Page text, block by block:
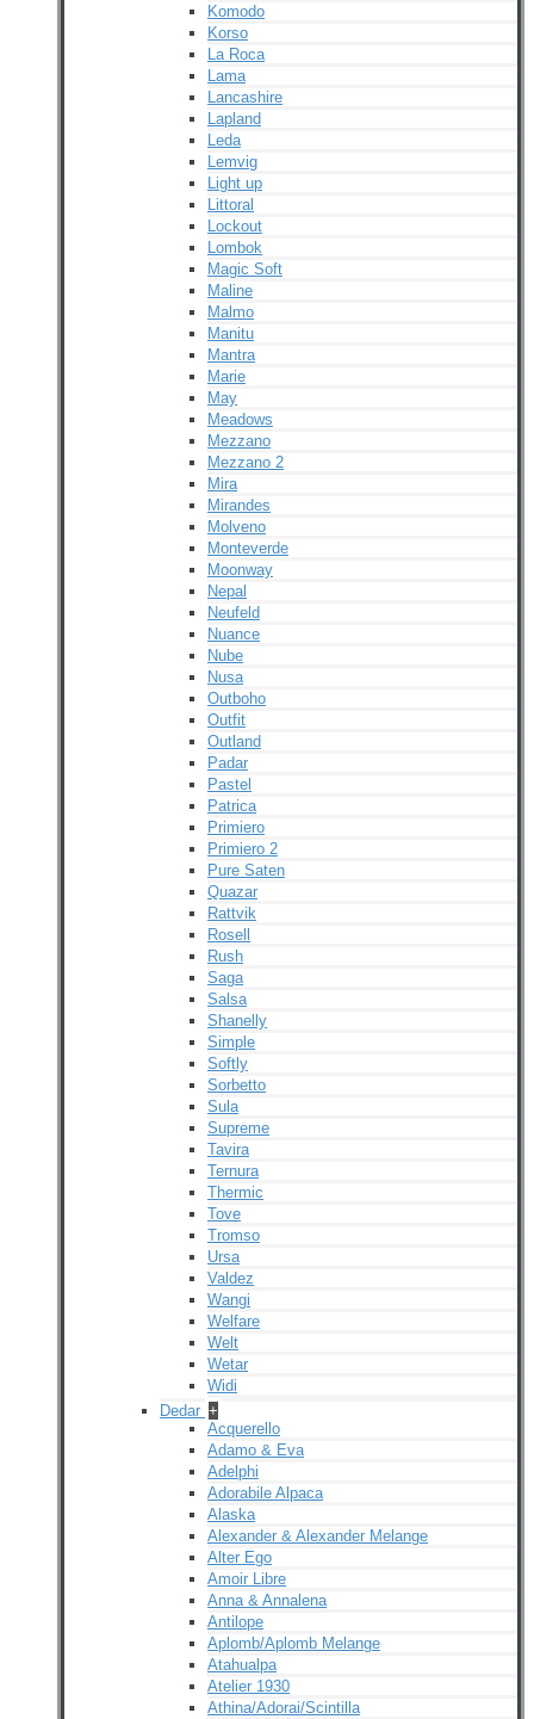
Komodo
Korso
La Roca
Lama
Lancashire
Lapland
Leda
Lemvig
Light up
Littoral
Lockout
Lombok
Magic Soft
Maline
Malmo
Manitu
Mantra
Marie
May
Meadows
Mezzano
Mezzano 2
Mira
Mirandes
Molveno
Monteverde
Moonway
Nepal
Neufeld
Nuance
Nube
Nusa
Outboho
Outfit
Outland
Padar
Pastel
Patrica
Primiero
Primiero 2
Pure Saten
Quazar
Rattvik
Rosell
Rush
Saga
Salsa
Shanelly
Simple
Softly
Sorbetto
Sula
Supreme
Tavira
Ternura
Thermic
Tove
Tromso
Ursa
Valdez
Wangi
Welfare
Welt
Wetar
Widi
Dedar +
Acquerello
Adamo & Eva
Adelphi
Adorabile Alpaca
Alaska
Alexander & Alexander Melange
Alter Ego
Amoir Libre
Anna & Annalena
Antilope
Aplomb/Aplomb Melange
Atahualpa
Atelier 1930
Athina/Adorai/Scintilla